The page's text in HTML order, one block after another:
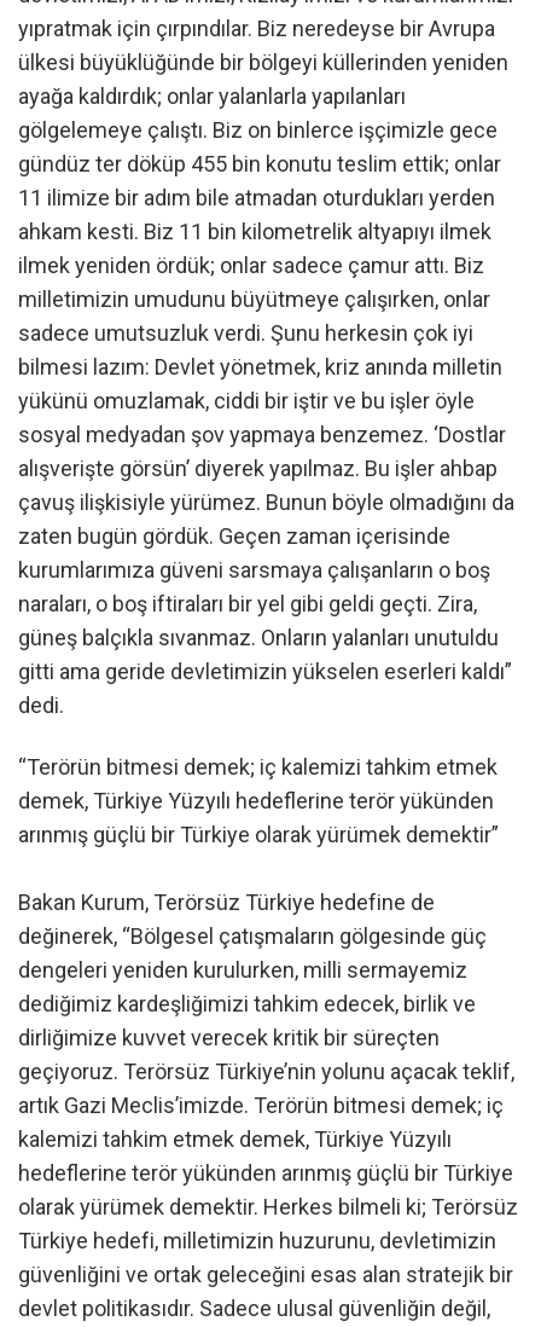
yıpratmak için çırpındılar. Biz neredeyse bir Avrupa
ülkesi büyüklüğünde bir bölgeyi küllerinden yeniden
ayağa kaldırdık; onlar yalanlarla yapılanları
gölgelemeye çalıştı. Biz on binlerce işçimizle gece
gündüz ter döküp 455 bin konutu teslim ettik; onlar
11 ilimize bir adım bile atmadan oturdukları yerden
ahkam kesti. Biz 11 bin kilometrelik altyapıyı ilmek
ilmek yeniden ördük; onlar sadece çamur attı. Biz
milletimizin umudunu büyütmeye çalışırken, onlar
sadece umutsuzluk verdi. Şunu herkesin çok iyi
bilmesi lazım: Devlet yönetmek, kriz anında milletin
yükünü omuzlamak, ciddi bir iştir ve bu işler öyle
sosyal medyadan şov yapmaya benzemez. ‘Dostlar
alışverişte görsün’ diyerek yapılmaz. Bu işler ahbap
çavuş ilişkisiyle yürümez. Bunun böyle olmadığını da
zaten bugün gördük. Geçen zaman içerisinde
kurumlarımıza güveni sarsmaya çalışanların o boş
naraları, o boş iftiraları bir yel gibi geldi geçti. Zira,
güneş balçıkla sıvanmaz. Onların yalanları unutuldu
gitti ama geride devletimizin yükselen eserleri kaldı”
dedi.
“Terörün bitmesi demek; iç kalemizi tahkim etmek
demek, Türkiye Yüzyılı hedeflerine terör yükünden
arınmış güçlü bir Türkiye olarak yürümek demektir”
Bakan Kurum, Terörsüz Türkiye hedefine de
değinerek, “Bölgesel çatışmaların gölgesinde güç
dengeleri yeniden kurulurken, milli sermayemiz
dediğimiz kardeşliğimizi tahkim edecek, birlik ve
dirliğimize kuvvet verecek kritik bir süreçten
geçiyoruz. Terörsüz Türkiye’nin yolunu açacak teklif,
artık Gazi Meclis’imizde. Terörün bitmesi demek; iç
kalemizi tahkim etmek demek, Türkiye Yüzyılı
hedeflerine terör yükünden arınmış güçlü bir Türkiye
olarak yürümek demektir. Herkes bilmeli ki; Terörsüz
Türkiye hedefi, milletimizin huzurunu, devletimizin
güvenliğini ve ortak geleceğini esas alan stratejik bir
devlet politikasıdır. Sadece ulusal güvenliğin değil,